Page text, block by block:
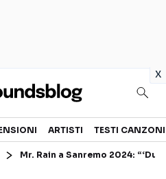
x
ARTISTI TESTI CANZONI
Mr. Rain a Sanremo 2024: